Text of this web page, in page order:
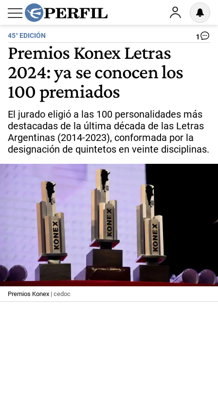
45° EDICIÓN 1
Premios Konex Letras
2024: ya se conocen los
100 premiados
El jurado eligió a las 100 personalidades más
destacadas de la última década de las Letras
Argentinas (2014-2023), conformada por la
designación de quintetos en veinte disciplinas.
Premios Konex | cedoc